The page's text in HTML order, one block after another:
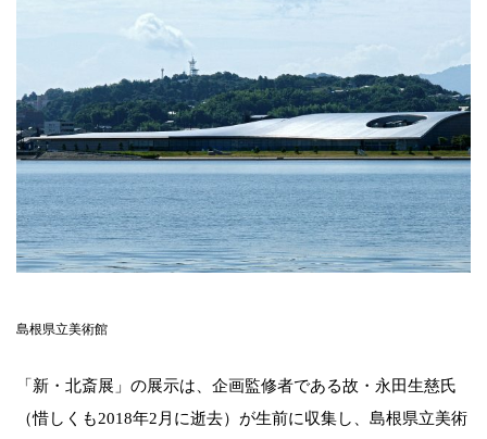
島根県立美術館
「新・北斎展」の展示は、企画監修者である故・永田生慈氏
（惜しくも2018年2月に逝去）が生前に収集し、島根県立美術